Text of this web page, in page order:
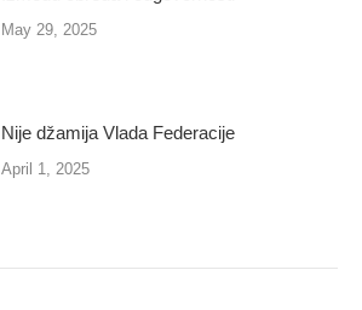
May 29, 2025
Nije džamija Vlada Federacije
April 1, 2025